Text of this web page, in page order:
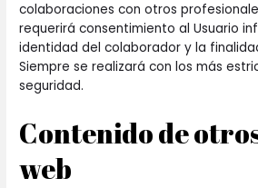
colaboraciones con otros
requerirá consentimiento al Usuario
identidad del colaborador y la
Siempre se realizará con los más
seguridad.
Contenido de
web